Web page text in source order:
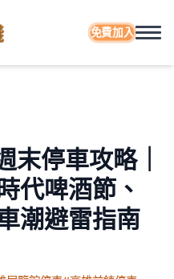
免費加入
停車攻略｜
代啤酒節、
潮避雷指南